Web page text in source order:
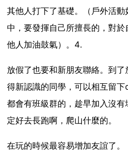
其他人打下了基礎。（戶外活
中，要發揮自己所擅長的，對
他人加油鼓氣）。4.
放假了也要和新朋友聯絡。到
得新認識的同學，可以相互留
都會有班級群的，趁早加入沒
定好去長跑啊，爬山什麼的。
在玩的時候最容易增加友誼了。